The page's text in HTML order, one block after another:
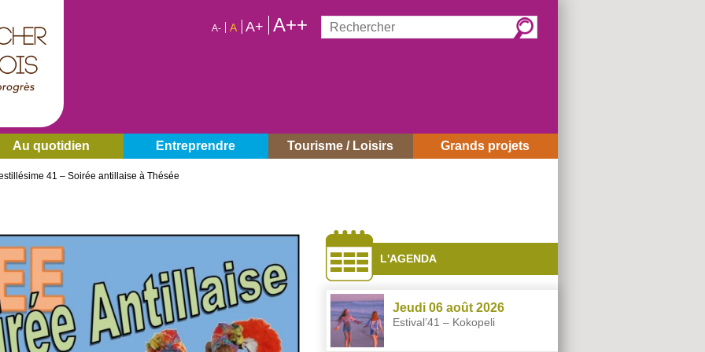
Rechercher :
A- A A+ A++
Au quotidien Entreprendre Tourisme / Loisirs Grands projets
41 – Soirée antillaise à Thésée
côtés
L'AGENDA
Jeudi 06 août 2026
Estival’41 – Kokopeli